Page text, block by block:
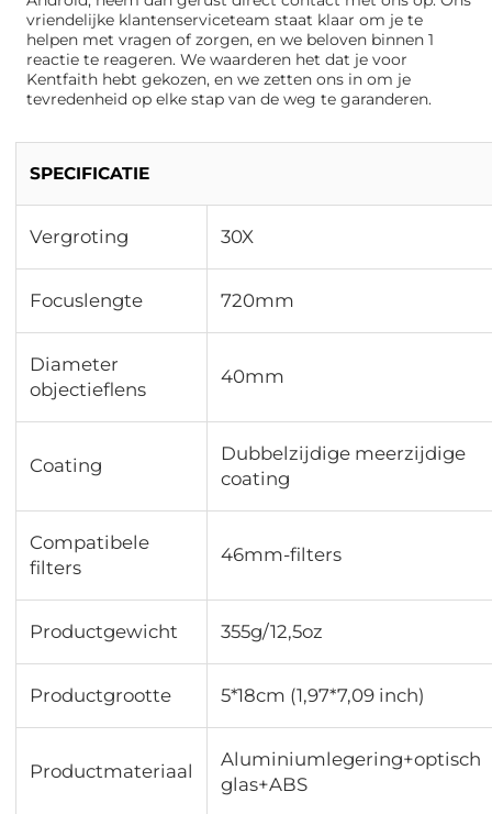
vriendelijke klantenserviceteam staat klaar om je te
helpen met vragen of zorgen, en we beloven binnen 1
reactie te reageren. We waarderen het dat je voor
Kentfaith hebt gekozen, en we zetten ons in om je
tevredenheid op elke stap van de weg te garanderen.
SPECIFICATIE
Vergroting 30X
Focuslengte 720mm
Diameter
objectieflens
40mm
Coating
Dubbelzijdige meerzijdige
coating
Compatibele
filters
46mm-filters
Productgewicht 355g/12,5oz
Productgrootte 5*18cm (1,97*7,09 inch)
Productmateriaal
Aluminiumlegering+optisch
glas+ABS